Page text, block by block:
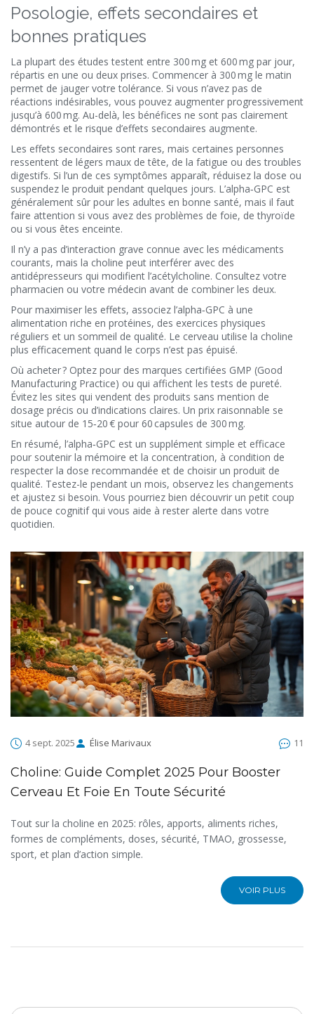
Posologie, effets secondaires et
bonnes pratiques
La plupart des études testent entre 300 mg et 600 mg par jour,
répartis en une ou deux prises. Commencer à 300 mg le matin
permet de jauger votre tolérance. Si vous n’avez pas de
réactions indésirables, vous pouvez augmenter progressivement
jusqu’à 600 mg. Au-delà, les bénéfices ne sont pas clairement
démontrés et le risque d’effets secondaires augmente.
Les effets secondaires sont rares, mais certaines personnes
ressentent de légers maux de tête, de la fatigue ou des troubles
digestifs. Si l’un de ces symptômes apparaît, réduisez la dose ou
suspendez le produit pendant quelques jours. L’alpha‑GPC est
généralement sûr pour les adultes en bonne santé, mais il faut
faire attention si vous avez des problèmes de foie, de thyroïde
ou si vous êtes enceinte.
Il n’y a pas d’interaction grave connue avec les médicaments
courants, mais la choline peut interférer avec des
antidépresseurs qui modifient l’acétylcholine. Consultez votre
pharmacien ou votre médecin avant de combiner les deux.
Pour maximiser les effets, associez l’alpha‑GPC à une
alimentation riche en protéines, des exercices physiques
réguliers et un sommeil de qualité. Le cerveau utilise la choline
plus efficacement quand le corps n’est pas épuisé.
Où acheter ? Optez pour des marques certifiées GMP (Good
Manufacturing Practice) ou qui affichent les tests de pureté.
Évitez les sites qui vendent des produits sans mention de
dosage précis ou d’indications claires. Un prix raisonnable se
situe autour de 15‑20 € pour 60 capsules de 300 mg.
En résumé, l’alpha‑GPC est un supplément simple et efficace
pour soutenir la mémoire et la concentration, à condition de
respecter la dose recommandée et de choisir un produit de
qualité. Testez-le pendant un mois, observez les changements
et ajustez si besoin. Vous pourriez bien découvrir un petit coup
de pouce cognitif qui vous aide à rester alerte dans votre
quotidien.
4 sept. 2025 Élise Marivaux 11
Choline: Guide Complet 2025 Pour Booster
Cerveau Et Foie En Toute Sécurité
Tout sur la choline en 2025: rôles, apports, aliments riches,
formes de compléments, doses, sécurité, TMAO, grossesse,
sport, et plan d’action simple.
VOIR PLUS